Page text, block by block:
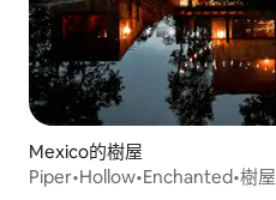
Mexico的樹屋
Piper•Hollow•Enchanted•樹屋